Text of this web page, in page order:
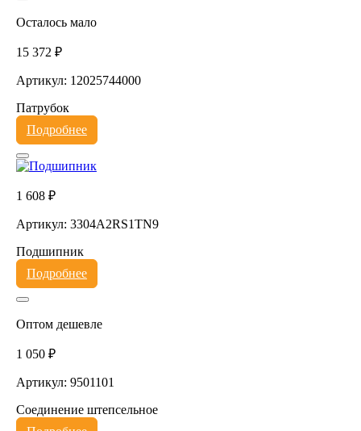
Осталось мало
15 372 ₽
Артикул: 12025744000
Патрубок
Подробнее
1 608 ₽
Артикул: 3304A2RS1TN9
Подшипник
Подробнее
Оптом дешевле
1 050 ₽
Артикул: 9501101
Соединение штепсельное